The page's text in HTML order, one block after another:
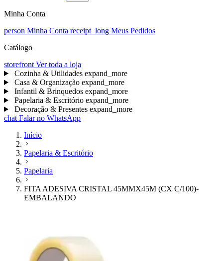
Minha Conta
person Minha Conta receipt_long Meus Pedidos
Catálogo
storefront Ver toda a loja
Cozinha & Utilidades expand_more
Casa & Organização expand_more
Infantil & Brinquedos expand_more
Papelaria & Escritório expand_more
Decoração & Presentes expand_more
chat Falar no WhatsApp
Início
Papelaria & Escritório
Papelaria
FITA ADESIVA CRISTAL 45MMX45M (CX C/100)-
EMBALANDO